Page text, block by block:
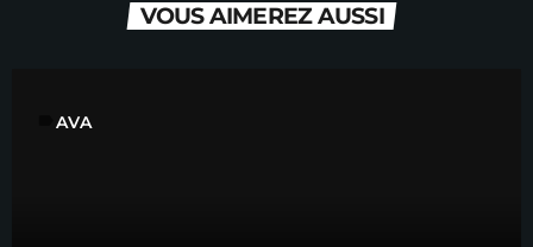
VOUS AIMEREZ AUSSI
AVA